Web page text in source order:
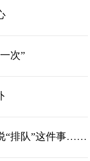
次”
“排队”这件事……